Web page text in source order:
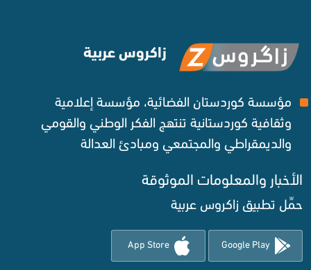
زاكروس عربية
مؤسسة كوردستان الفضائية، مؤسسة إعلامية
وثقافية كوردستانية تنتهج الفكر الوطني والقومي
والديمقراطي والمجتمعي ومبادئ العدالة ‌
الأخبار والمعلومات الموثوقة‌
حمِّل تطبيق زاكروس عربية
Google Play
App Store